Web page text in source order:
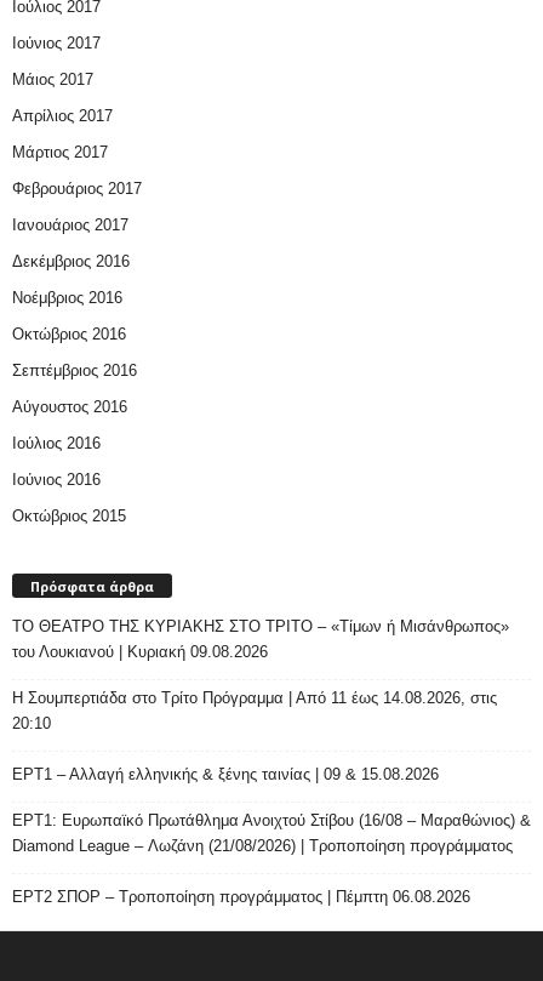
Ιούλιος 2017
Ιούνιος 2017
Μάιος 2017
Απρίλιος 2017
Μάρτιος 2017
Φεβρουάριος 2017
Ιανουάριος 2017
Δεκέμβριος 2016
Νοέμβριος 2016
Οκτώβριος 2016
Σεπτέμβριος 2016
Αύγουστος 2016
Ιούλιος 2016
Ιούνιος 2016
Οκτώβριος 2015
Πρόσφατα άρθρα
ΤΟ ΘΕΑΤΡΟ ΤΗΣ ΚΥΡΙΑΚΗΣ ΣΤΟ ΤΡΙΤΟ – «Τίμων ή Μισάνθρωπος»
του Λουκιανού | Κυριακή 09.08.2026
H Σουμπερτιάδα στο Τρίτο Πρόγραμμα | Από 11 έως 14.08.2026, στις
20:10
ΕΡΤ1 – Αλλαγή ελληνικής & ξένης ταινίας | 09 & 15.08.2026
ΕΡΤ1: Ευρωπαϊκό Πρωτάθλημα Ανοιχτού Στίβου (16/08 – Μαραθώνιος) &
Diamond League – Λωζάνη (21/08/2026) | Τροποποίηση προγράμματος
ΕΡΤ2 ΣΠΟΡ – Τροποποίηση προγράμματος | Πέμπτη 06.08.2026